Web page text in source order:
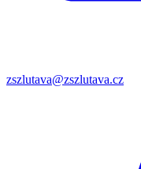
zszlutava@zszlutava.cz